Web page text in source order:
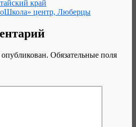
край
центр, Люберцы
Обязательные поля